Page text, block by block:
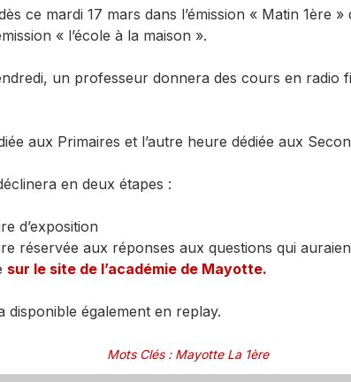
ce mardi 17 mars dans l’émission « Matin 1ère
« l’école à la maison ».
un professeur donnera des cours en radio
aux Primaires et l’autre heure dédiée aux
en deux étapes :
d’exposition
réservée aux réponses aux questions qui
sur le site de l’académie de Mayotte.
disponible également en replay.
Mots Clés: Mayotte La 1ère